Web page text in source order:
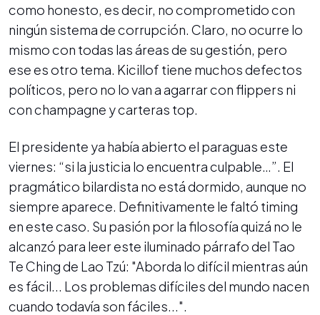
como honesto, es decir, no comprometido con
ningún sistema de corrupción. Claro, no ocurre lo
mismo con todas las áreas de su gestión, pero
ese es otro tema. Kicillof tiene muchos defectos
políticos, pero no lo van a agarrar con flippers ni
con champagne y carteras top.
El presidente ya había abierto el paraguas este
viernes: “si la justicia lo encuentra culpable…”. El
pragmático bilardista no está dormido, aunque no
siempre aparece. Definitivamente le faltó timing
en este caso. Su pasión por la filosofía quizá no le
alcanzó para leer este iluminado párrafo del Tao
Te Ching de Lao Tzú: "Aborda lo difícil mientras aún
es fácil... Los problemas difíciles del mundo nacen
cuando todavía son fáciles...".